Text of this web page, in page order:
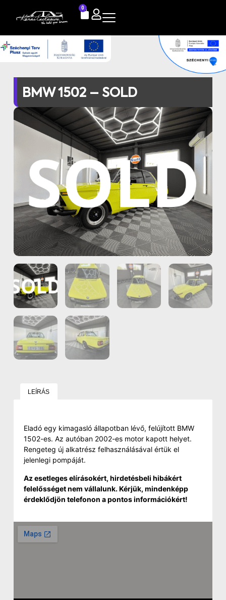
0
BMW 1502 – SOLD
LEÍRÁS
Eladó egy kimagasló állapotban lévő, felújított BMW
1502-es. Az autóban 2002-es motor kapott helyet.
Rengeteg új alkatrész felhasználásával értük el
jelenlegi pompáját.
Az esetleges elírásokért, hirdetésbeli hibákért
felelősséget nem vállalunk. Kérjük, mindenképp
érdeklődjön telefonon a pontos információkért!